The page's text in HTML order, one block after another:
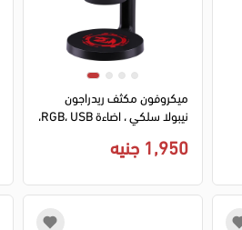
ميكروفون مكثف ريدراجون
نيبولا سلكي ، اضاءة RGB، USB،
1,950 جنيه